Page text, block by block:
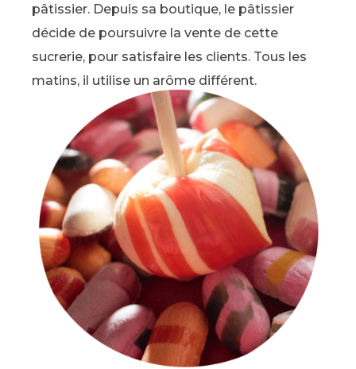
pâtissier. Depuis sa boutique, le pâtissier
décide de poursuivre la vente de cette
sucrerie, pour satisfaire les clients. Tous les
matins, il utilise un arôme différent.